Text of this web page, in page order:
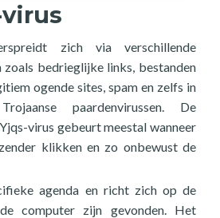
zich via verschillende
zoals bedrieglijke links, bestanden
ogende sites, spam en zelfs in
paardenvirussen. De
virus gebeurt meestal wanneer
klikken en zo onbewust de
agenda en richt zich op de
computer zijn gevonden. Het